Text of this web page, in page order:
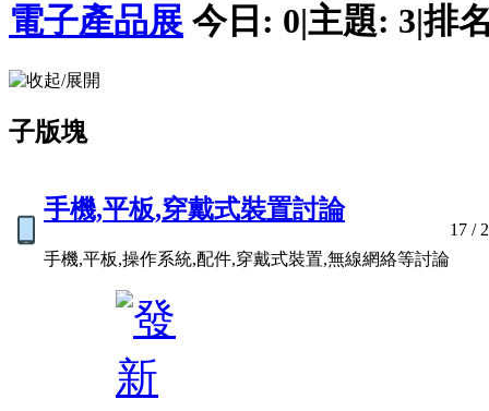
電子產品展 今日: 0|主題: 3|排
子版塊
手機,平板,穿戴式裝置討論
手機,平板,操作系統,配件,穿戴式裝置,無線網絡等討論
17 /